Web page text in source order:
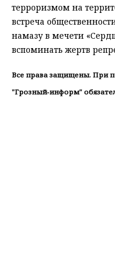
терроризмом на
встреча
намазу в мечети
вспоминать жертв
Все права защищены. При
"Грозный-информ"